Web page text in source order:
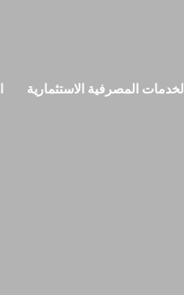
الخدمات المصرفية الاستثمارية